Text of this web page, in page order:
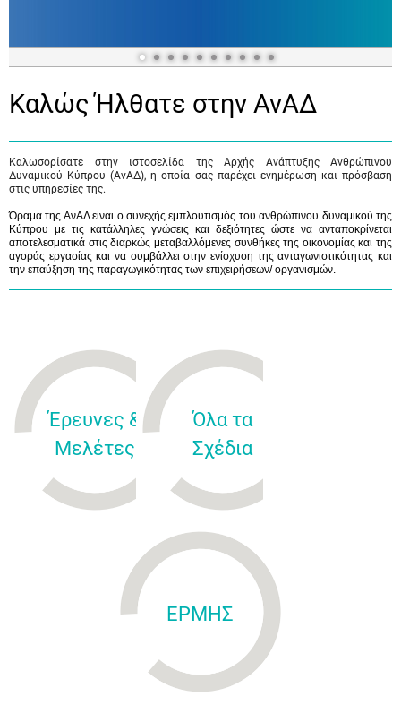
Καλώς Ήλθατε στην ΑνΑΔ
Καλωσορίσατε στην ιστοσελίδα της Αρχής Ανάπτυξης Ανθρώπινου
Δυναμικού Κύπρου (ΑνΑΔ), η οποία σας παρέχει ενημέρωση και πρόσβαση
στις υπηρεσίες της.
Όραμα της ΑνΑΔ είναι ο συνεχής εμπλουτισμός του ανθρώπινου δυναμικού της
Κύπρου με τις κατάλληλες γνώσεις και δεξιότητες ώστε να ανταποκρίνεται
αποτελεσματικά στις διαρκώς μεταβαλλόμενες συνθήκες της οικονομίας και της
αγοράς εργασίας και να συμβάλλει στην ενίσχυση της ανταγωνιστικότητας και
την επαύξηση της παραγωγικότητας των επιχειρήσεων/ οργανισμών.
Έρευνες &
Μελέτες
Όλα τα
Σχέδια
ΕΡΜΗΣ